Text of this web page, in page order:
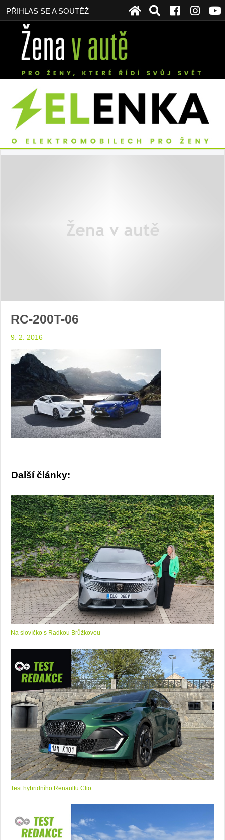
PŘIHLAS SE A SOUTĚŽ
RC-200T-06
9. 2. 2016
Další články:
Na slovíčko s Radkou Brůžkovou
Test hybridního Renaultu Clio